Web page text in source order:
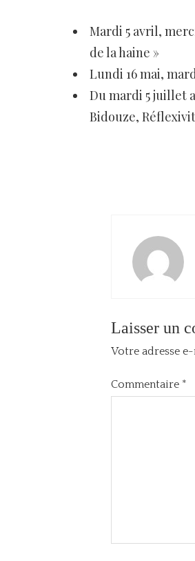
Mardi 5 avril,
de la haine »
Lundi 16 mai,
Du mardi 5 juillet
Bidouze,
Laisser un
Votre adresse
Commentaire *